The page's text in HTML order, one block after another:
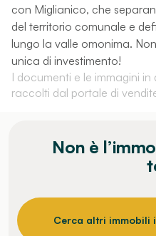
con Miglianico, che
del territorio comunale e
lungo la valle omonima.
unica di investimento!
I documenti e le immagini
raccolti dal portale di
Non è
Cerca altri immobili